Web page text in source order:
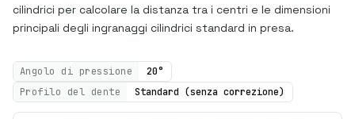
cilindrici per calcolare la distanza tra i centri e le dimensioni
principali degli ingranaggi cilindrici standard in presa.
Angolo di pressione
20°
Profilo del dente
Standard (senza correzione)